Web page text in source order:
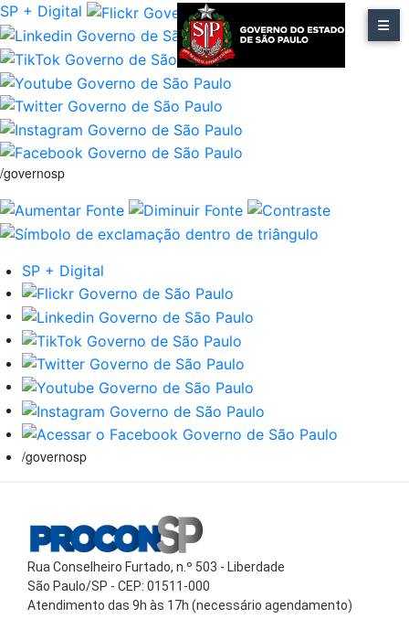
SP + Digital
/governosp
SP + Digital
/governosp
Rua Conselheiro Furtado, n.º 503 - Liberdade
São Paulo/SP - CEP: 01511-000
Atendimento das 9h às 17h (necessário agendamento)